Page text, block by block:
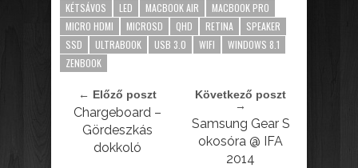
KÉTSÁVOS
LED MACBOOK AIR
MACBOOK PRO
MICRO HDMI
MICROSD QHD RETINA
SPEAKER
SSD
ULTRABOOK USB 3.0 WIFI
WINDOWS 8.1
ZENBOOK
← Előző poszt
Chargeboard –
Gördeszkás
dokkoló
Következő poszt
→
Samsung Gear S
okosóra @ IFA
2014